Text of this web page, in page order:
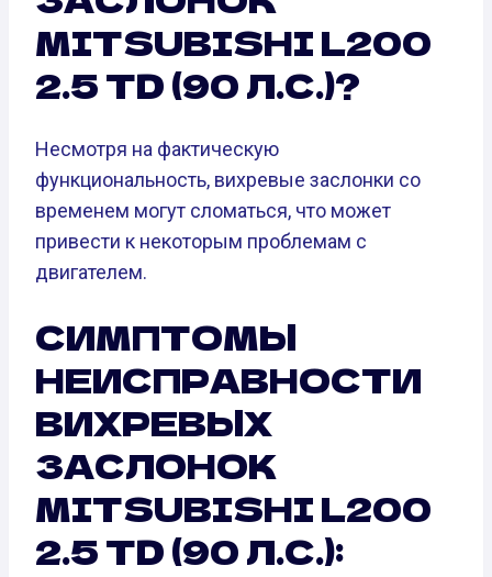
MITSUBISHI L200
2.5 TD (90 Л.С.)?
Несмотря на фактическую
функциональность, вихревые заслонки со
временем могут сломаться, что может
привести к некоторым проблемам с
двигателем.
СИМПТОМЫ
НЕИСПРАВНОСТИ
ВИХРЕВЫХ
ЗАСЛОНОК
MITSUBISHI L200
2.5 TD (90 Л.С.):